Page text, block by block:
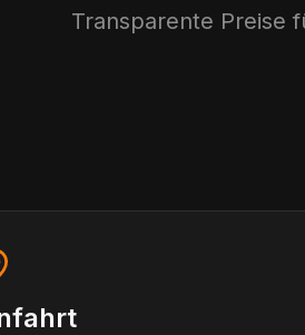
Transparente Preise